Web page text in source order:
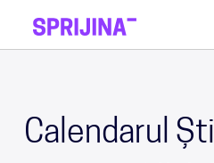
Calendarul